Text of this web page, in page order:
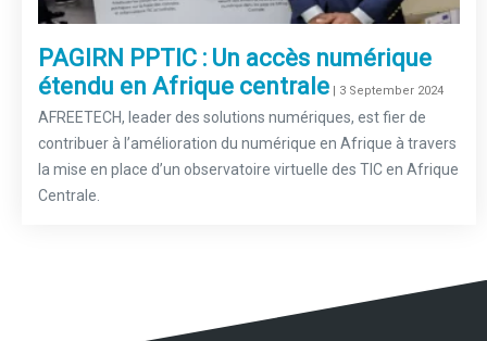
PAGIRN PPTIC : Un accès numérique
étendu en Afrique centrale | 3 September 2024
AFREETECH, leader des solutions numériques, est fier de
contribuer à l’amélioration du numérique en Afrique à travers
la mise en place d’un observatoire virtuelle des TIC en Afrique
Centrale.